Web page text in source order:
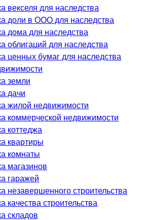
векселя для наследства
доли в ООО для наследства
дома для наследства
облигаций для наследства
ценных бумаг для наследства
земли
дачи
жилой недвижимости
коммерческой недвижимости
коттеджа
квартиры
комнаты
магазинов
гаражей
незавершенного строительства
качества строительства
складов